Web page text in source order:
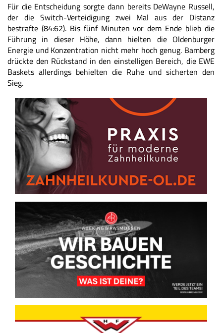
Für die Entscheidung sorgte dann bereits DeWayne Russell,
der die Switch-Verteidigung zwei Mal aus der Distanz
bestrafte (84:62). Bis fünf Minuten vor dem Ende blieb die
Führung in dieser Höhe, dann hielten die Oldenburger
Energie und Konzentration nicht mehr hoch genug. Bamberg
drückte den Rückstand in den einstelligen Bereich, die EWE
Baskets allerdings behielten die Ruhe und sicherten den
Sieg.